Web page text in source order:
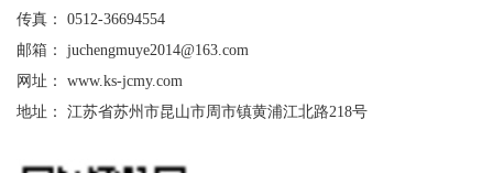
传真： 0512-36694554
邮箱： juchengmuye2014@163.com
网址： www.ks-jcmy.com
地址： 江苏省苏州市昆山市周市镇黄浦江北路218号